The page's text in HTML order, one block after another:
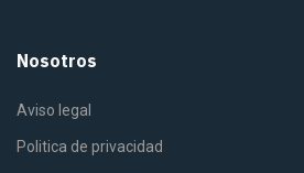
Nosotros
Aviso legal
Politica de privacidad